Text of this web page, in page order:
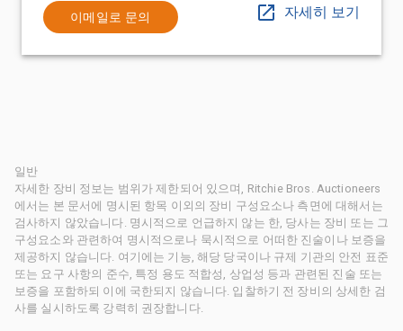
이메일로 문의 자세히 보기
일반
자세한 장비 정보는 범위가 제한되어 있으며, Ritchie Bros. Auctioneers
에서는 본 문서에 명시된 항목 이외의 장비 구성요소나 측면에 대해서는
검사하지 않았습니다. 명시적으로 언급하지 않는 한, 당사는 장비 또는 그
구성요소와 관련하여 명시적으로나 묵시적으로 어떠한 진술이나 보증을
제공하지 않습니다. 여기에는 기능, 해당 당국이나 규제 기관의 안전 표준
또는 요구 사항의 준수, 특정 용도 적합성, 상업성 등과 관련된 진술 또는
보증을 포함하되 이에 국한되지 않습니다. 입찰하기 전 장비의 상세한 검
사를 실시하도록 강력히 권장합니다.